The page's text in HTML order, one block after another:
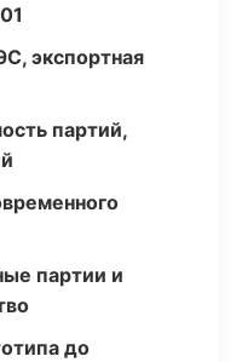
экспортная
партий,
партии и
до